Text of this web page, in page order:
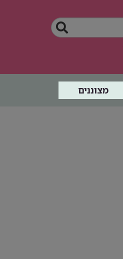
מצוננים